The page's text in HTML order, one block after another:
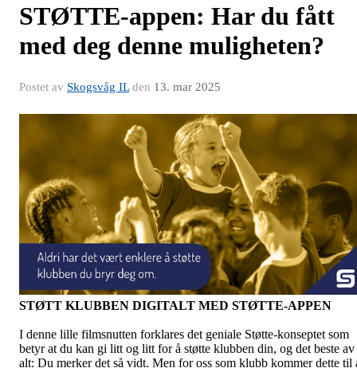
STØTTE-appen: Har du fått
med deg denne muligheten?
Postet av Skogsvåg ILden 13. mar 2025
STØTT KLUBBEN DIGITALT MED STØTTE-APPEN
I denne lille filmsnutten forklares det geniale Støtte-konseptet som
betyr at du kan gi litt og litt for å støtte klubben din, og det beste av
alt: Du merker det så vidt. Men for oss som klubb kommer dette til